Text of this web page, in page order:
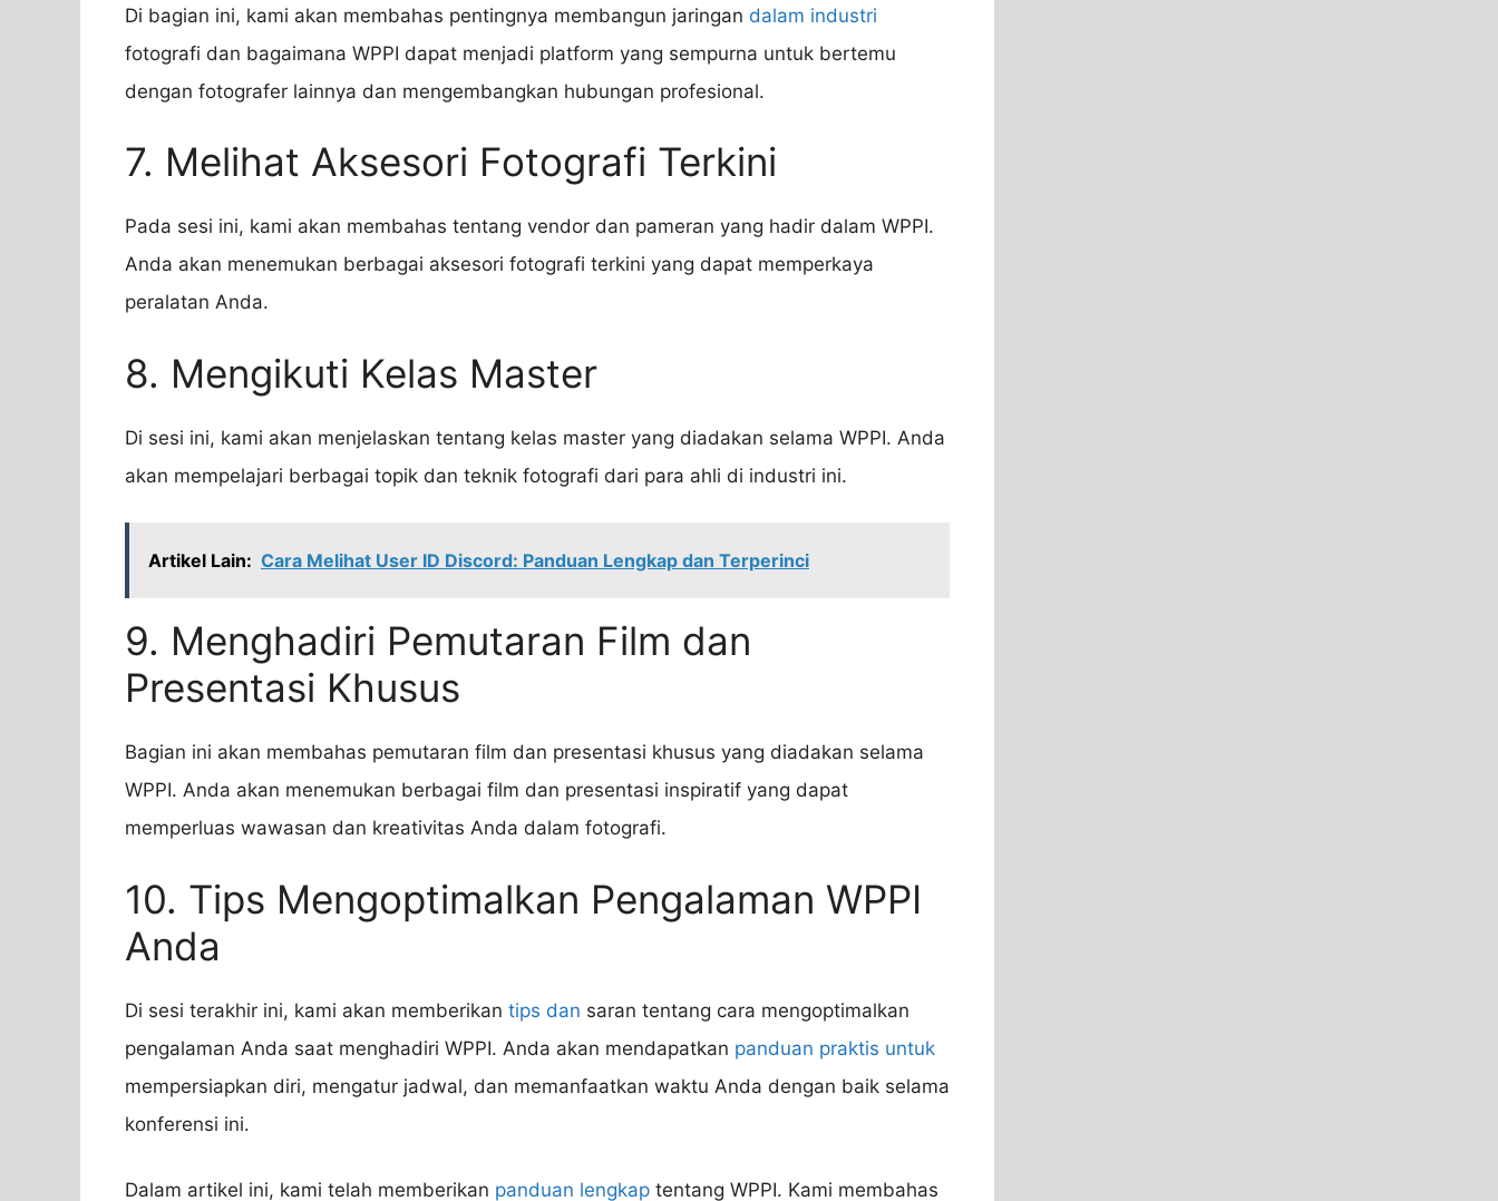
Di bagian ini, kami akan membahas pentingnya membangun jaringan dalam industri
fotografi dan bagaimana WPPI dapat menjadi platform yang sempurna untuk bertemu
dengan fotografer lainnya dan mengembangkan hubungan profesional.
7. Melihat Aksesori Fotografi Terkini
Pada sesi ini, kami akan membahas tentang vendor dan pameran yang hadir dalam WPPI.
Anda akan menemukan berbagai aksesori fotografi terkini yang dapat memperkaya
peralatan Anda.
8. Mengikuti Kelas Master
Di sesi ini, kami akan menjelaskan tentang kelas master yang diadakan selama WPPI. Anda
akan mempelajari berbagai topik dan teknik fotografi dari para ahli di industri ini.
Artikel Lain: Cara Melihat User ID Discord: Panduan Lengkap dan Terperinci
9. Menghadiri Pemutaran Film dan
Presentasi Khusus
Bagian ini akan membahas pemutaran film dan presentasi khusus yang diadakan selama
WPPI. Anda akan menemukan berbagai film dan presentasi inspiratif yang dapat
memperluas wawasan dan kreativitas Anda dalam fotografi.
10. Tips Mengoptimalkan Pengalaman WPPI
Anda
Di sesi terakhir ini, kami akan memberikan tips dan saran tentang cara mengoptimalkan
pengalaman Anda saat menghadiri WPPI. Anda akan mendapatkan panduan praktis untuk
mempersiapkan diri, mengatur jadwal, dan memanfaatkan waktu Anda dengan baik selama
konferensi ini.
Dalam artikel ini, kami telah memberikan panduan lengkap tentang WPPI. Kami membahas